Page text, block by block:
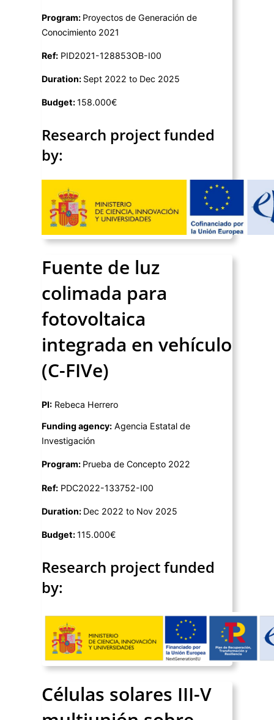
Program: Proyectos de Generación de
Conocimiento 2021
Ref: PID2021-128853OB-I00
Duration: Sept 2022 to Dec 2025
Budget:158.000€
Research project funded
by:
Fuente de luz
colimada para
fotovoltaica
integrada en vehículo
(C-FIVe)
PI: Rebeca Herrero
Funding agency: Agencia Estatal de
Investigación
Program: Prueba de Concepto 2022
Ref: PDC2022-133752-I00
Duration: Dec 2022 to Nov 2025
Budget:115.000€
Research project funded
by:
Células solares III-V